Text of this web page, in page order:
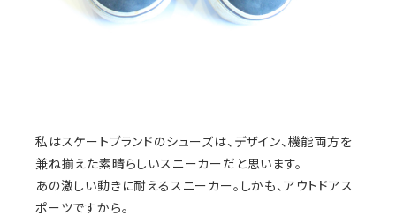
私はスケートブランドのシューズは、デザイン、機能両方を
兼ね揃えた素晴らしいスニーカーだと思います。
あの激しい動きに耐えるスニーカー。しかも、アウトドアス
ポーツですから。